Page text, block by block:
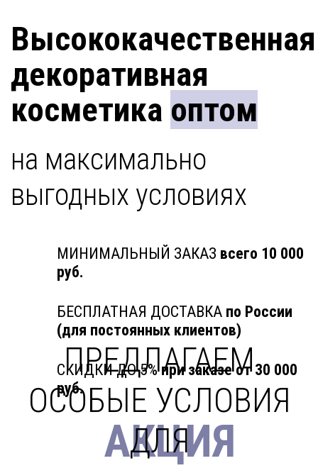
Высококачественная
декоративная
косметика оптом
на максимально
выгодных условиях
МИНИМАЛЬНЫЙ ЗАКАЗ всего 10 000
руб.
БЕСПЛАТНАЯ ДОСТАВКА по России
(для постоянных клиентов)
СКИДКИ ДО 5%при заказе от 30 000
руб.
АКЦИЯ
ПРЕДЛАГАЕМ
ОСОБЫЕ УСЛОВИЯ
ДЛЯ